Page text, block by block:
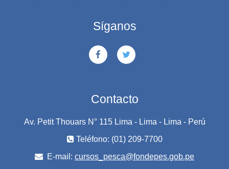
Síganos
Contacto
Av. Petit Thouars N° 115 Lima - Lima - Lima - Perú
Teléfono: (01) 209-7700
E-mail: cursos_pesca@fondepes.gob.pe